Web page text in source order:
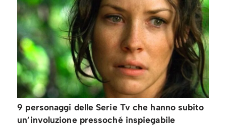
9 personaggi delle Serie Tv che hanno subito
un’involuzione pressoché inspiegabile